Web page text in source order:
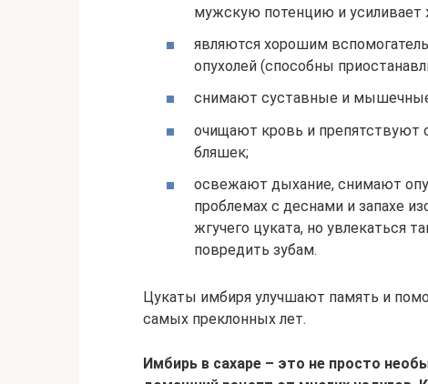
мужскую потенцию и усиливает
являются хорошим
опухолей (способны
снимают суставные и
очищают кровь и препятствуют
бляшек;
освежают дыхание, снимают
проблемах с деснами и запахе
жгучего цуката, но увлекаться
повредить зубам.
Цукаты имбиря улучшают память и
самых преклонных лет.
Имбирь в сахаре – это не просто